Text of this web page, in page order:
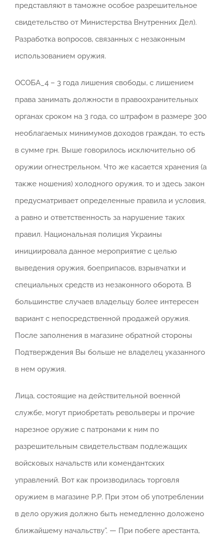
представляют в таможне особое разрешительное
свидетельство от Министерства Внутренних Дел).
Разработка вопросов, связанных с незаконным
использованием оружия.
ОСОБА_4 – 3 года лишения свободы, с лишением
права занимать должности в правоохранительных
органах сроком на 3 года, со штрафом в размере 300
необлагаемых минимумов доходов граждан, то есть
в сумме грн. Выше говорилось исключительно об
оружии огнестрельном. Что же касается хранения (а
также ношения) холодного оружия, то и здесь закон
предусматривает определенные правила и условия,
а равно и ответственность за нарушение таких
правил. Национальная полиция Украины
инициировала данное мероприятие с целью
выведения оружия, боеприпасов, взрывчатки и
специальных средств из незаконного оборота. В
большинстве случаев владельцу более интересен
вариант с непосредственной продажей оружия.
После заполнения в магазине обратной стороны
Подтверждения Вы больше не владелец указанного
в нем оружия.
Лица, состоящие на действительной военной
службе, могут приобретать револьверы и прочие
нарезное оружие с патронами к ним по
разрешительным свидетельствам подлежащих
войсковых начальств или комендантских
управлений. Вот как производилась торговля
оружием в магазине Р.Р. При этом об употреблении
в дело оружия должно быть немедленно доложено
ближайшему начальству”. — При побеге арестанта,